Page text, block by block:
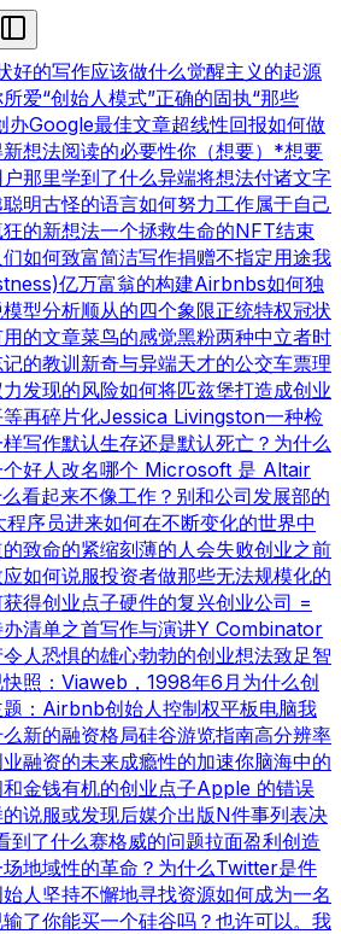
好的写作应该做什么觉醒主义的起源
爱“创始人模式”正确的固执“那些
办Google最佳文章超线性回报如何做
想法阅读的必要性你（想要）*想要
那里学到了什么异端将想法付诸文字
明古怪的语言如何努力工作属于自己
的新想法一个拯救生命的NFT结束
如何致富简洁写作捐赠不指定用途我
亿万富翁的构建Airbnbs如何独
型分析顺从的四个象限正统特权冠状
的文章菜鸟的感觉黑粉两种中立者时
的教训 新奇与异端天才的公交车票理
发现的风险如何将匹兹堡打造成创业
再碎片化Jessica Livingston一种检
写作默认生存还是默认死亡？ 为什么
好人改名哪个 Microsoft 是 Altair
看起来不像工作？ 别和公司发展部的
序员进来如何在不断变化的世界中
致命的紧缩刻薄的人会失败创业之前
如何说服投资者做那些无法规模化的
得创业点子硬件的复兴创业公司 =
清单之首写作与演讲Y Combinator
令人恐惧的雄心勃勃的创业想法致足智
快照：Viaweb，1998年6月 为什么创
题：Airbnb创始人控制权平板电脑我
新的融资格局硅谷游览指南高分辨率
融资的未来成瘾性的加速你脑海中的
金钱有机的创业点子Apple 的错误
说服或发现后媒介出版N件事列表决
到了什么赛格威的问题拉面盈利创造
地域性的革命？ 为什么Twitter是件
人坚持不懈地寻找资源如何成为一名
了你能买一个硅谷吗？也许可以。 我